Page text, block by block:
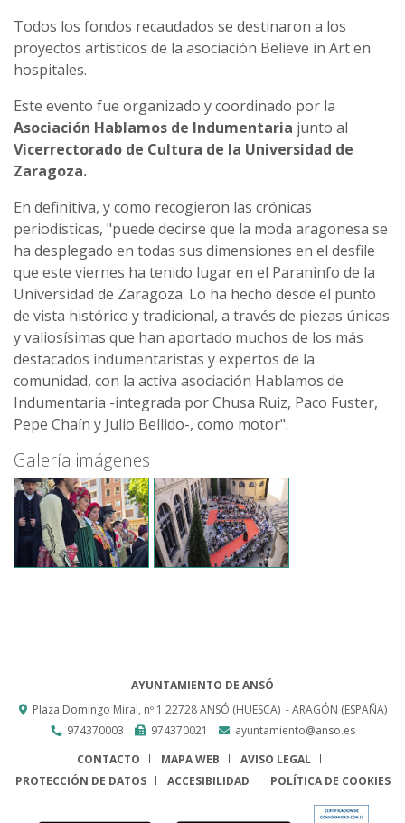
Todos los fondos recaudados se destinaron a los
proyectos artísticos de la asociación Believe in Art en
hospitales.
Este evento fue organizado y coordinado por la
Asociación Hablamos de Indumentaria junto al
Vicerrectorado de Cultura de la Universidad de
Zaragoza.
En definitiva, y como recogieron las crónicas
periodísticas, "puede decirse que la moda aragonesa se
ha desplegado en todas sus dimensiones en el desfile
que este viernes ha tenido lugar en el Paraninfo de la
Universidad de Zaragoza. Lo ha hecho desde el punto
de vista histórico y tradicional, a través de piezas únicas
y valiosísimas que han aportado muchos de los más
destacados indumentaristas y expertos de la
comunidad, con la activa asociación Hablamos de
Indumentaria -integrada por Chusa Ruiz, Paco Fuster,
Pepe Chaín y Julio Bellido-, como motor".
Galería imágenes
AYUNTAMIENTO DE ANSÓ
Plaza Domingo Miral, nº 1 22728 ANSÓ (HUESCA) - ARAGÓN (ESPAÑA)
974370003
974370021
ayuntamiento@anso.es
CONTACTO
MAPA WEB
AVISO LEGAL
PROTECCIÓN DE DATOS
ACCESIBILIDAD POLÍTICA DE COOKIES